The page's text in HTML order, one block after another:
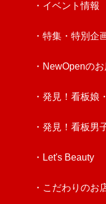
・イベント情報
・特集・特別企
・NewOpenの
・発見！看板娘
・発見！看板男
・Let's Beauty
・こだわりのお